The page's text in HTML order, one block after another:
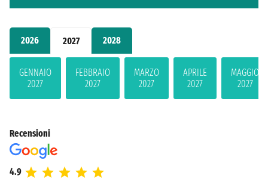
2026 2027 2028
GENNAIO
2027
FEBBRAIO
2027
MARZO
2027
APRILE
2027
MAGGIO
2027
Recensioni
4.9